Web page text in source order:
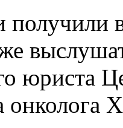
получили
юриста
онколога